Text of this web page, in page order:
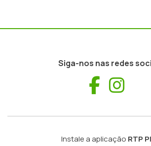
Siga-nos nas redes
Instale a aplicação RTP